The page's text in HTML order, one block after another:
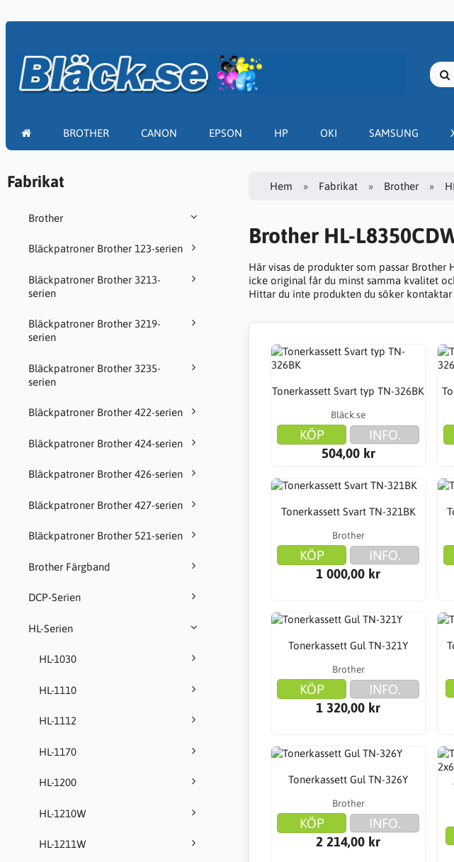
BROTHER CANON EPSON HP OKI SAMSUNG
Fabrikat
Brother
Bläckpatroner Brother 123-serien
Bläckpatroner Brother 3213-
serien
Bläckpatroner Brother 3219-
serien
Bläckpatroner Brother 3235-
serien
Bläckpatroner Brother 422-serien
Bläckpatroner Brother 424-serien
Bläckpatroner Brother 426-serien
Bläckpatroner Brother 427-serien
Bläckpatroner Brother 521-serien
Brother Färgband
DCP-Serien
HL-Serien
HL-1030
HL-1110
HL-1112
HL-1170
HL-1200
HL-1210W
HL-1211W
Hem Fabrikat Brother
Brother HL-
Här visas de produkter som passar
icke original får du minst samma kvalitet
Hittar du inte produkten du söker kontaktar
Tonerkassett Svart typ TN-326BK
Bläck.se
KÖP
INFO.
504,00 kr
Tonerkassett Svart TN-321BK
Brother
KÖP
INFO.
1 000,00 kr
Tonerkassett Gul TN-321Y
Brother
KÖP
INFO.
1 320,00 kr
Tonerkassett Gul TN-326Y
Brother
KÖP
INFO.
2 214,00 kr